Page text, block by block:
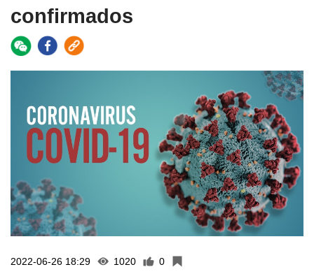
confirmados
2022-06-26 18:29 1020 0